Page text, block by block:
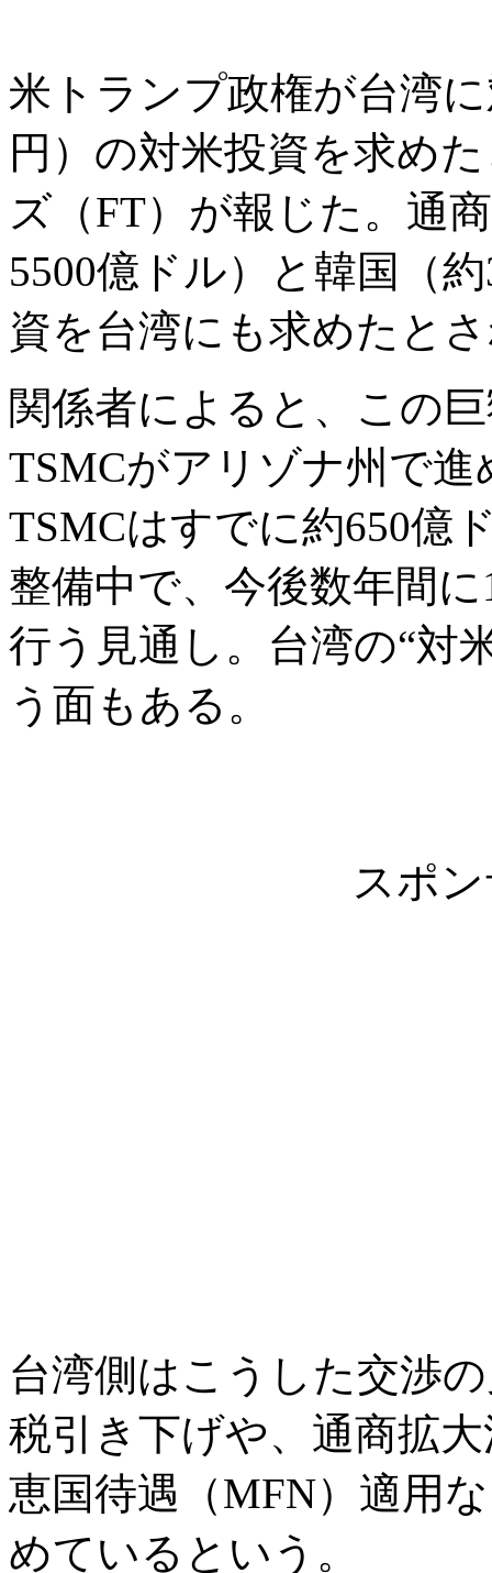
米トランプ政権が台湾
円）の対米投資を求め
ズ（FT）が報じた。通
5500億ドル）と韓国（
資を台湾にも求めたと
関係者によると、この
TSMCがアリゾナ州で
TSMCはすでに約650億
整備中で、今後数年間
行う見通し。台湾の“対
う面もある。
スポ
台湾側はこうした交渉
税引き下げや、通商拡
恵国待遇（MFN）適用
めているという。